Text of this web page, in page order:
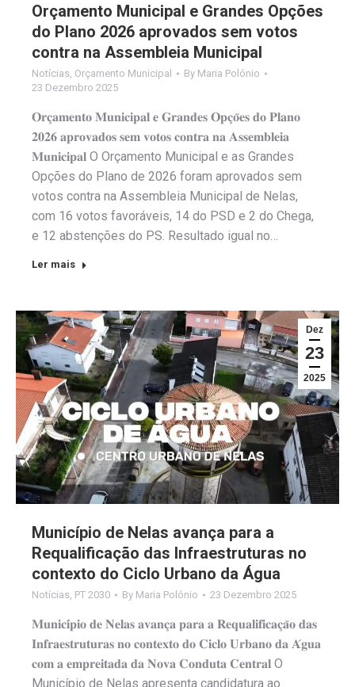
Orçamento Municipal e Grandes Opções
do Plano 2026 aprovados sem votos
contra na Assembleia Municipal
Notícias Orçamento Municipal By Maria Polónio
23 Dezembro 2025
𝐎𝐫𝐜̧𝐚𝐦𝐞𝐧𝐭𝐨 𝐌𝐮𝐧𝐢𝐜𝐢𝐩𝐚𝐥 𝐞 𝐆𝐫𝐚𝐧𝐝𝐞𝐬 𝐎𝐩𝐜̧𝐨̃𝐞𝐬 𝐝𝐨 𝐏𝐥𝐚𝐧𝐨
𝟐𝟎𝟐𝟔 𝐚𝐩𝐫𝐨𝐯𝐚𝐝𝐨𝐬 𝐬𝐞𝐦 𝐯𝐨𝐭𝐨𝐬 𝐜𝐨𝐧𝐭𝐫𝐚 𝐧𝐚 𝐀𝐬𝐬𝐞𝐦𝐛𝐥𝐞𝐢𝐚
𝐌𝐮𝐧𝐢𝐜𝐢𝐩𝐚𝐥 O Orçamento Municipal e as Grandes
Opções do Plano de 2026 foram aprovados sem
votos contra na Assembleia Municipal de Nelas,
com 16 votos favoráveis, 14 do PSD e 2 do Chega,
e 12 abstenções do PS. Resultado igual no…
Ler mais
Dez
23
2025
Município de Nelas avança para a
Requalificação das Infraestruturas no
contexto do Ciclo Urbano da Água
Notícias PT 2030 By Maria Polónio 23 Dezembro 2025
𝐌𝐮𝐧𝐢𝐜𝐢́𝐩𝐢𝐨 𝐝𝐞 𝐍𝐞𝐥𝐚𝐬 𝐚𝐯𝐚𝐧𝐜̧𝐚 𝐩𝐚𝐫𝐚 𝐚 𝐑𝐞𝐪𝐮𝐚𝐥𝐢𝐟𝐢𝐜𝐚𝐜̧𝐚̃𝐨 𝐝𝐚𝐬
𝐈𝐧𝐟𝐫𝐚𝐞𝐬𝐭𝐫𝐮𝐭𝐮𝐫𝐚𝐬 𝐧𝐨 𝐜𝐨𝐧𝐭𝐞𝐱𝐭𝐨 𝐝𝐨 𝐂𝐢𝐜𝐥𝐨 𝐔𝐫𝐛𝐚𝐧𝐨 𝐝𝐚 𝐀́𝐠𝐮𝐚
𝐜𝐨𝐦 𝐚 𝐞𝐦𝐩𝐫𝐞𝐢𝐭𝐚𝐝𝐚 𝐝𝐚 𝐍𝐨𝐯𝐚 𝐂𝐨𝐧𝐝𝐮𝐭𝐚 𝐂𝐞𝐧𝐭𝐫𝐚𝐥 O
Município de Nelas apresenta candidatura ao